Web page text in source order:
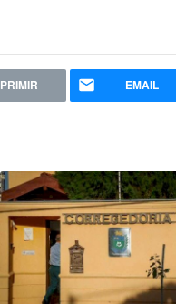
EMAIL